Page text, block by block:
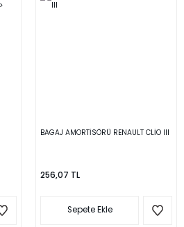
BAGAJ AMORTİSÖRÜ RENAULT CLİO III
256,07 TL
Sepete Ekle